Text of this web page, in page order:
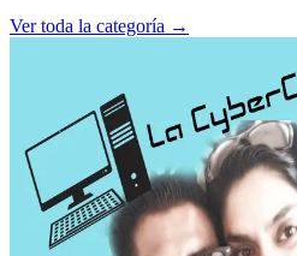
Ver toda la categoría →